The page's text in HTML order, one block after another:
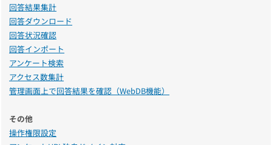
回答結果集計
回答ダウンロード
回答状況確認
回答インポート
アンケート検索
アクセス数集計
管理画面上で回答結果を確認（WebDB機能）
その他
操作権限設定